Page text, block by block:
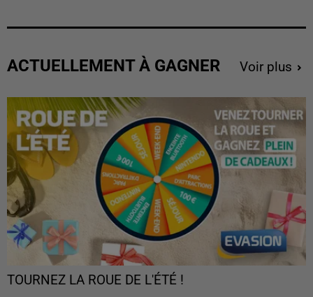
ACTUELLEMENT À GAGNER Voir plus
TOURNEZ LA ROUE DE L'ÉTÉ !